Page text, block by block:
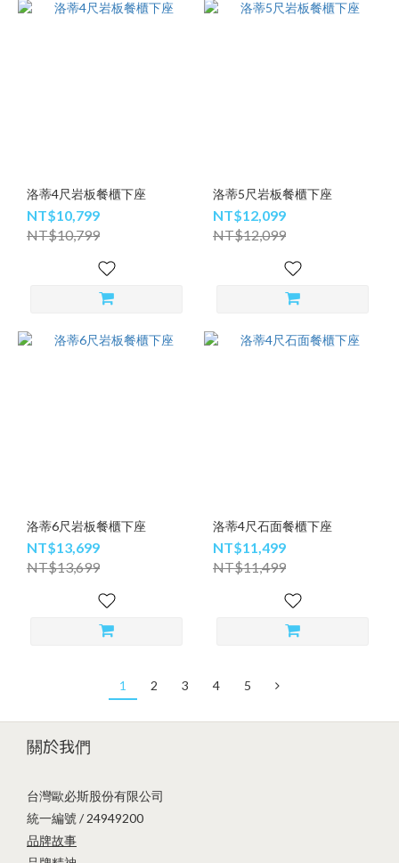
洛蒂4尺岩板餐櫃下座
NT$10,799
NT$10,799
洛蒂5尺岩板餐櫃下座
NT$12,099
NT$12,099
洛蒂6尺岩板餐櫃下座
NT$13,699
NT$13,699
洛蒂4尺石面餐櫃下座
NT$11,499
NT$11,499
1 2 3 4 5
關於我們
台灣歐必斯股份有限公司
統一編號 / 24949200
品牌故事